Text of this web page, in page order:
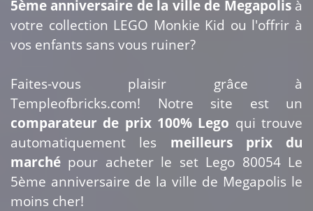
5ème anniversaire de la ville de Megapolisà
votre collection LEGO Monkie Kid ou l'offrir à
vos enfants sans vous ruiner?
Faites-vous plaisir grâce à
Templeofbricks.com! Notre site est un
comparateur de prix 100% Lego qui trouve
automatiquement les meilleurs prix du
marché pour acheter le set Lego 80054 Le
5ème anniversaire de la ville de Megapolis le
moins cher!